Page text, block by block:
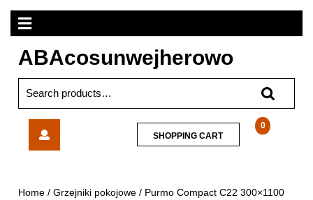
Skip
content
Open
Menu
ABAcosunwejherowo
for:
0
SHOPPING CARTSHOPPING
CART
Home /Grzejniki pokojowe / Purmo Compact C22 300×1100